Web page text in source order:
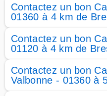
Contactez un bon
01360 à 4 km de
Contactez un bon
01120 à 4 km de
Contactez un bon
Valbonne - 01360 à